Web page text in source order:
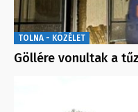
TOLNA - KÖZÉLET
Göllére vonultak a